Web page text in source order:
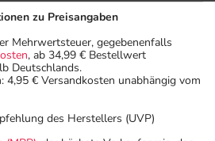
zu Preisangaben
Mehrwertsteuer, gegebenenfalls
, ab 34,99 € Bestellwert
Deutschlands.
4,95 € Versandkosten unabhängig vom
des Herstellers (UVP)